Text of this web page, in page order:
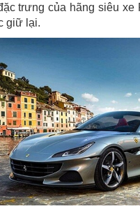
trưng của hãng siêu xe
giữ lại.